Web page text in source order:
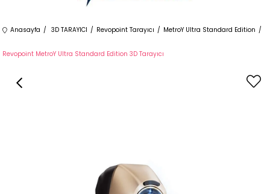
Anasayfa 3D TARAYICI Revopoint Tarayıcı MetroY Ultra Standard Edition
Revopoint MetroY Ultra Standard Edition 3D Tarayıcı